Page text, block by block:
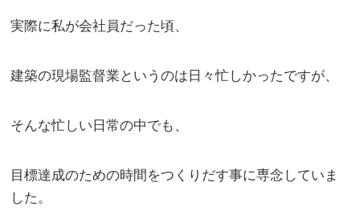
実際に私が会社員だった頃、
建築の現場監督業というのは日々忙しかったですが、
そんな忙しい日常の中でも、
目標達成のための時間をつくりだす事に専念していま
した。